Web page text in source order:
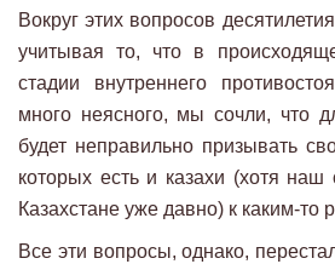
Вокруг этих вопросов
учитывая то, что в
стадии внутреннего
много неясного, мы сочли, что
будет неправильно призывать
которых есть и казахи (хотя наш
Казахстане уже давно) к каким-то
Все эти вопросы, однако,